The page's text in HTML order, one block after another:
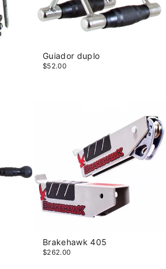
Guiador duplo
$52.00
Brakehawk 405
$262.00